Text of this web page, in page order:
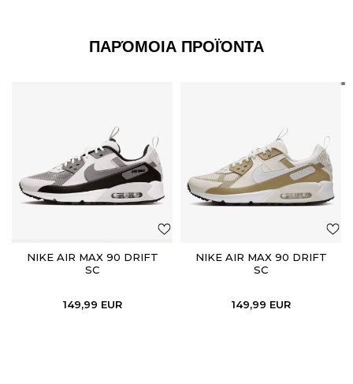
ΠΑΡΌΜΟΙΑ ΠΡΟΪΌΝΤΑ
NIKE AIR MAX 90 DRIFT
SC
149,99 EUR
NIKE AIR MAX 90 DRIFT
SC
149,99 EUR